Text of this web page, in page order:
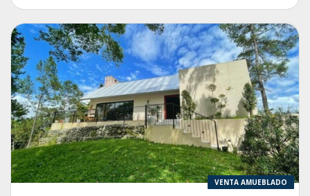
VENTA AMUEBLADO